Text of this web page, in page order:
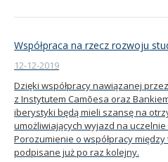
Współpraca na rzecz rozwoju
12-12-2019
Dzięki współpracy nawiązanej
z Instytutem Camõesa oraz
iberystyki będą mieli szansę na
umożliwiających wyjazd na
Porozumienie o współpracy
podpisane już po raz kolejny.